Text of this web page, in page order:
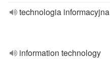
technologia informacyjna
information technology